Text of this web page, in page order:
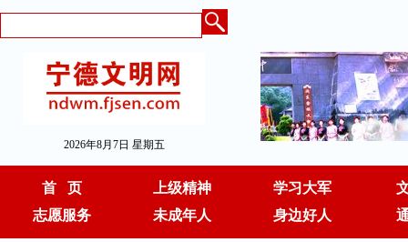
2026年8月7日 星期五
首 页 上级精神
学习大军
志愿服务
未成年人 身边好人